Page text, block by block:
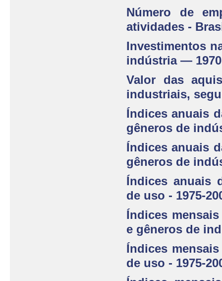
Número de
atividades -
Investimentos
indústria —
Valor das
industriais,
Índices anuais
gêneros de
Índices anuais
gêneros de
Índices anuais
de uso - 1975-
Índices
e gêneros de
Índices
de uso - 1975-